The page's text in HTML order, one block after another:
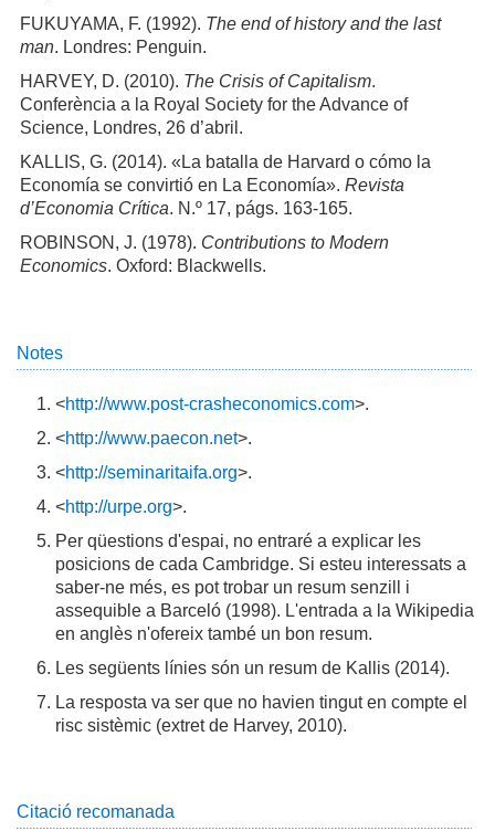
FUKUYAMA, F. (1992). The end of history and the last
man. Londres: Penguin.
HARVEY, D. (2010). The Crisis of Capitalism.
Conferència a la Royal Society for the Advance of
Science, Londres, 26 d’abril.
KALLIS, G. (2014). «La batalla de Harvard o cómo la
Economía se convirtió en La Economía». Revista
d’Economia Crítica. N.º 17, págs. 163-165.
ROBINSON, J. (1978). Contributions to Modern
Economics. Oxford: Blackwells.
Notes
<http://www.post-crasheconomics.com>.
<http://www.paecon.net>.
<http://seminaritaifa.org>.
<http://urpe.org>.
Per qüestions d'espai, no entraré a explicar les
posicions de cada Cambridge. Si esteu interessats a
saber-ne més, es pot trobar un resum senzill i
assequible a Barceló (1998). L'entrada a la Wikipedia
en anglès n'ofereix també un bon resum.
Les següents línies són un resum de Kallis (2014).
La resposta va ser que no havien tingut en compte el
risc sistèmic (extret de Harvey, 2010).
Citació recomanada